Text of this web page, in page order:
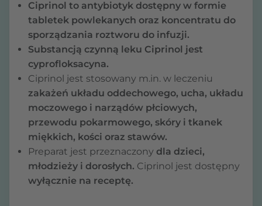
Ciprinol to antybiotyk dostępny w formie
tabletek powlekanych oraz koncentratu do
sporządzania roztworu do infuzji.
Substancją czynną leku Ciprinol jest
cyprofloksacyna.
Ciprinol jest stosowany m.in. w leczeniu
zakażeń układu oddechowego, ucha, układu
moczowego i narządów płciowych,
przewodu pokarmowego, skóry i tkanek
miękkich, kości oraz stawów.
Preparat jest przeznaczony dla dzieci,
młodzieży i dorosłych. Ciprinol jest dostępny
wyłącznie na receptę.